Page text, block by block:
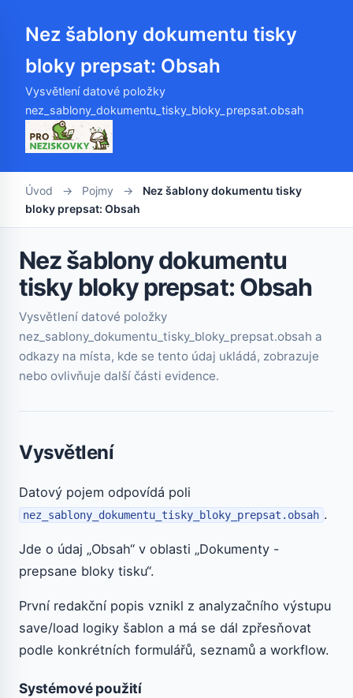
Nez šablony dokumentu tisky
bloky prepsat: Obsah
Vysvětlení datové položky
nez_sablony_dokumentu_tisky_bloky_prepsat.obsah
Úvod → Pojmy →
Nez šablony dokumentu tisky
bloky prepsat: Obsah
Nez šablony dokumentu
tisky bloky prepsat: Obsah
Vysvětlení datové položky
nez_sablony_dokumentu_tisky_bloky_prepsat.obsah a
odkazy na místa, kde se tento údaj ukládá, zobrazuje
nebo ovlivňuje další části evidence.
Vysvětlení
Datový pojem odpovídá poli
nez_sablony_dokumentu_tisky_bloky_prepsat.obsah .
Jde o údaj „Obsah“ v oblasti „Dokumenty -
prepsane bloky tisku“.
První redakční popis vznikl z analyzačního výstupu
save/load logiky šablon a má se dál zpřesňovat
podle konkrétních formulářů, seznamů a workflow.
Systémové použití